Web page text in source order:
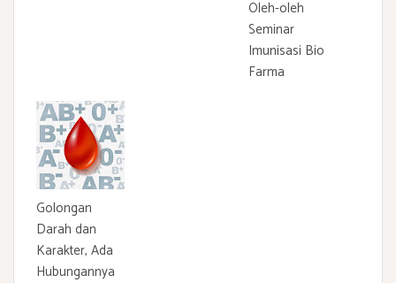
Oleh-oleh
Seminar
Imunisasi Bio
Farma
Golongan
Darah dan
Karakter, Ada
Hubungannya